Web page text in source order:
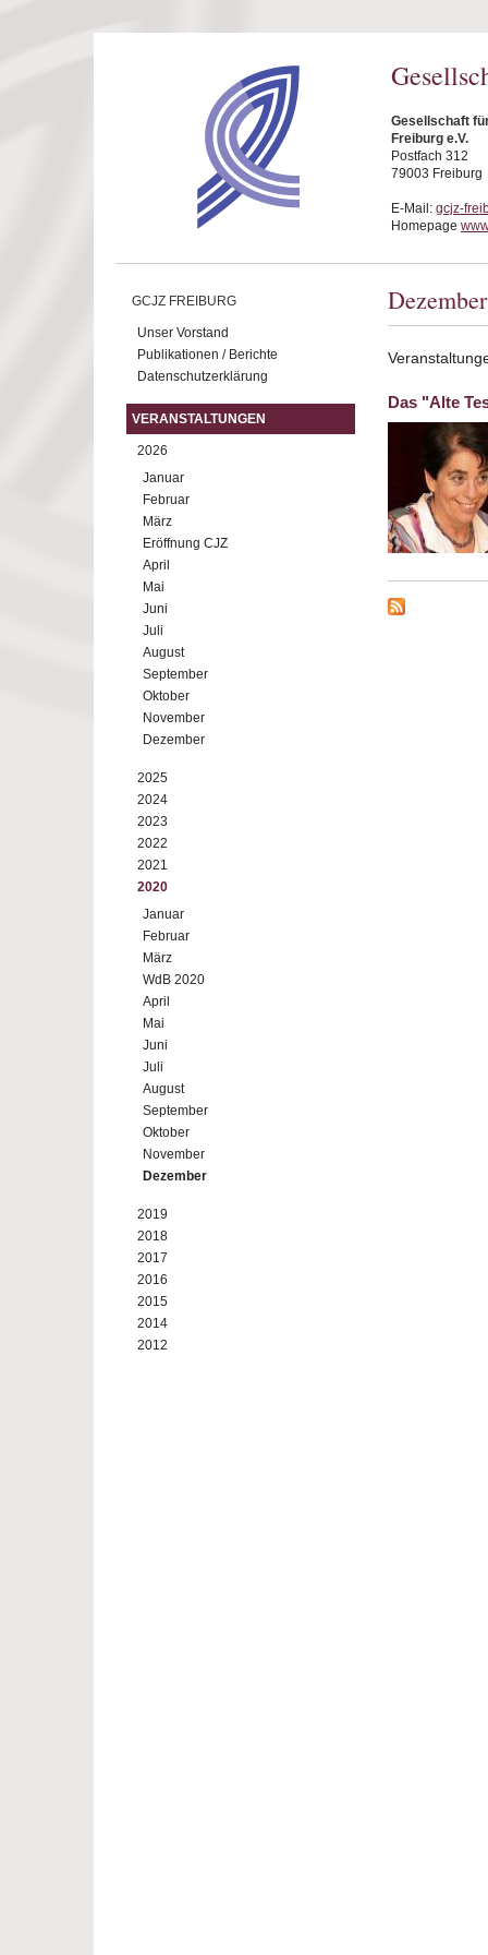
Gesellschaft
Freiburg e.V.
Postfach 312
79003 Freiburg
E-Mail: gcjz-
Homepage
GCJZ FREIBURG
Unser Vorstand
Publikationen / Berichte
Datenschutzerklärung
VERANSTALTUNGEN
2026
Januar
Februar
März
Eröffnung CJZ
April
Mai
Juni
Juli
August
September
Oktober
November
Dezember
2025
2024
2023
2022
2021
2020
Januar
Februar
März
WdB 2020
April
Mai
Juni
Juli
August
September
Oktober
November
Dezember
2019
2018
2017
2016
2015
2014
2012
Das "Alte